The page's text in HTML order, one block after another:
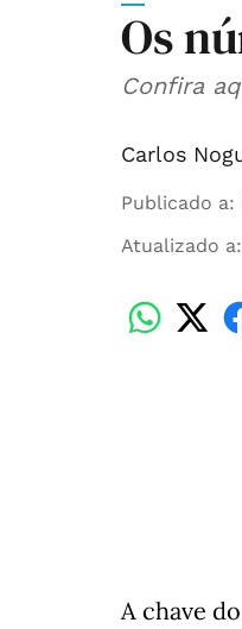
Os
Confira
Carlos
Publicado a:
Atualizado a:
A chave